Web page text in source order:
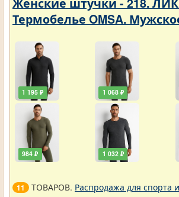
Термобелье OMSA.
1 195 ₽
984 ₽
1 068 ₽
1 032 ₽
11 ТОВАРОВ. Распродажа для спорта